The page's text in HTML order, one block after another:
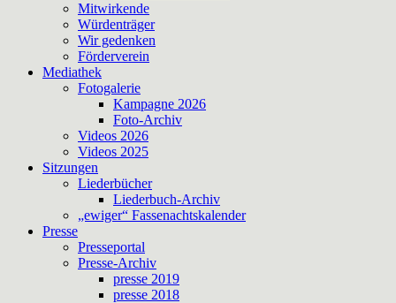
Mitwirkende
Würdenträger
Wir gedenken
Förderverein
Mediathek
Fotogalerie
Kampagne 2026
Foto-Archiv
Videos 2026
Videos 2025
Sitzungen
Liederbücher
Liederbuch-Archiv
„ewiger“ Fassenachtskalender
Presse
Presseportal
Presse-Archiv
presse 2019
presse 2018